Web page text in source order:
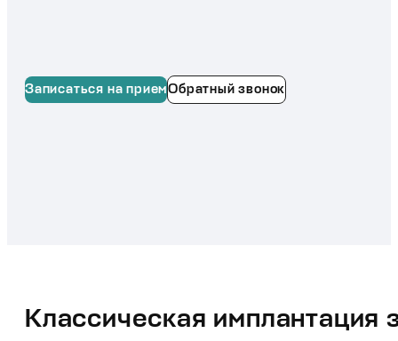
Записаться на приемОбратный звонок
Классическая имплантация